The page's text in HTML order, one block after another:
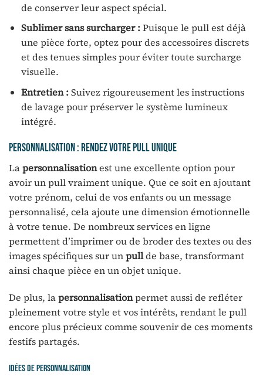
de conserver leur aspect spécial.
Sublimer sans surcharger :Puisque le pull est déjà
une pièce forte, optez pour des accessoires discrets
et des tenues simples pour éviter toute surcharge
visuelle.
Entretien :Suivez rigoureusement les instructions
de lavage pour préserver le système lumineux
intégré.
Personnalisation : rendez votre pull unique
Lapersonnalisationest une excellente option pour
avoir un pull vraiment unique. Que ce soit en ajoutant
votre prénom, celui de vos enfants ou un message
personnalisé, cela ajoute une dimension émotionnelle
à votre tenue. De nombreux services en ligne
permettent d’imprimer ou de broder des textes ou des
images spécifiques sur unpullde base, transformant
ainsi chaque pièce en un objet unique.
De plus, lapersonnalisationpermet aussi de refléter
pleinement votre style et vos intérêts, rendant le pull
encore plus précieux comme souvenir de ces moments
festifs partagés.
Idées de personnalisation